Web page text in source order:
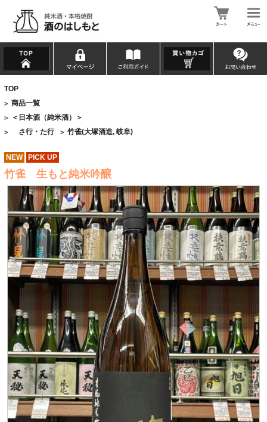
TOP
> 商品一覧
> ＜日本酒（純米酒）＞
> さ行・た行 > 竹雀(大塚酒造, 岐阜)
NEW PICK UP
竹雀 生もと純米吟醸